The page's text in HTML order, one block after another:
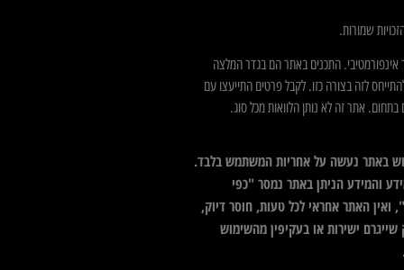
שמורות.
אינפורמטיבי. התכנים באתר הם בגדר המלצה
לזה בצורה כזו. לקבל פרטים התייעצו עם
בתחום. אתר זה לא נותן הלוואות מכל סוג.
באתר נעשה על אחריות המשתמש בלבד.
והמידע הניתן באתר נמסר "כפי
ואין האתר אחראי לכל טעות, חוסר דיוק,
שייגרם ישירות או בעקיפין מהשימוש